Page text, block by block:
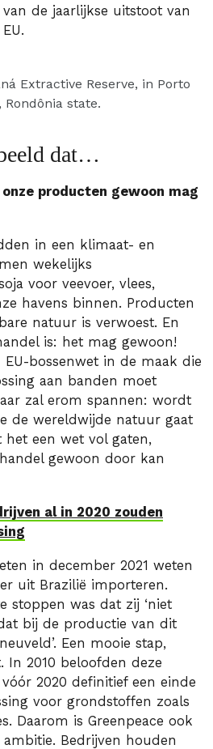
de jaarlijkse uitstoot van
Extractive Reserve, in Porto
Rondônia state.
dat…
producten gewoon mag
in een klimaat- en
wekelijks
voor veevoer, vlees,
havens binnen. Producten
natuur is verwoest. En
is: het mag gewoon!
bossenwet in de maak die
aan banden moet
zal erom spannen: wordt
de wereldwijde natuur gaat
het een wet vol gaten,
gewoon door kan
al in 2020 zouden
in december 2021 weten
uit Brazilië importeren.
stoppen was dat zij ‘niet
bij de productie van dit
Een mooie stap,
In 2010 beloofden deze
2020 definitief een einde
voor grondstoffen zoals
Daarom is Greenpeace ook
Bedrijven houden